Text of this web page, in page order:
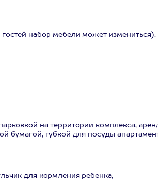
гостей набор мебели может измениться).
на территории комплекса,
бумагой, губкой для посуды
для кормления ребенка,